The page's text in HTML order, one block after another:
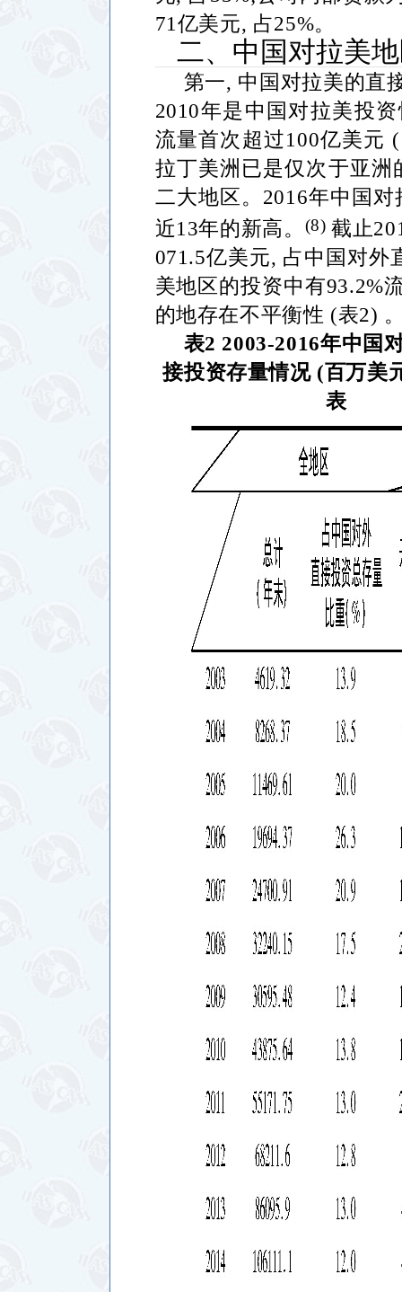
71 亿美元, 占25%。
二、中国对拉美
第一, 中国对拉美的直
2010年是中国对拉美投
流量首次超过100亿美元
拉丁美洲已是仅次于亚
二大地区。 2016年中国对
近13年的新高。 (8)截止
071.5亿美元, 占中国对外
美地区的投资中有93.2%
的地存在不平衡性 (表2)
表2 2003-2016年中国
接投资存量情况(百万美
表